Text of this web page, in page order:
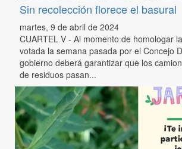
Sin recolección florece el basural
martes, 9 de abril de 2024
CUARTEL V - Al momento de homologar
votada la semana pasada por el Concejo
gobierno deberá garantizar que los
de residuos pasan...